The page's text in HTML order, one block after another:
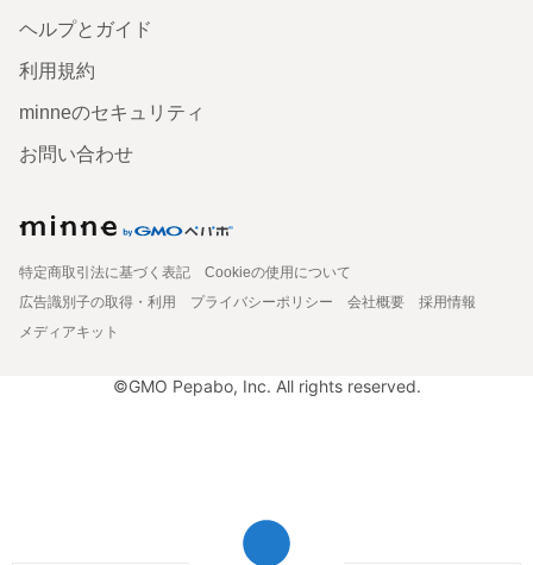
ヘルプとガイド
利用規約
minneのセキュリティ
お問い合わせ
特定商取引法に基づく表記
Cookieの使用について
広告識別子の取得・利用
プライバシーポリシー 会社概要
採用情報
メディアキット
©GMO Pepabo, Inc. All rights reserved.